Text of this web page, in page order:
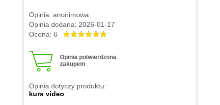
Opinia: anonimowa
Opinia dodana: 2026-01-17
Ocena: 6
Opinia potwierdzona
zakupem
Opinia dotyczy produktu:
kurs video